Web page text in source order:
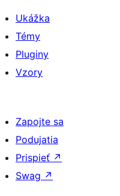
Ukážka
Témy
Pluginy
Vzory
Zapojte sa
Podujatia
Prispieť ↗
Swag ↗